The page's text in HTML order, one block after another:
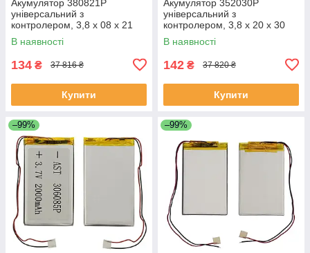
Акумулятор 380821P
універсальний з
контролером, 3,8 х 08 х 21
мм (35 mAh)/ для TWS
навушників, bluetooth
В наявності
134 ₴ 37 816 ₴
Купити
Акумулятор 352030P
універсальний з
контролером, 3,8 х 20 х 30
мм (250 mAh)/ для TWS
навушників, bluetooth
В наявності
142 ₴ 37 820 ₴
Купити
–99% –99%